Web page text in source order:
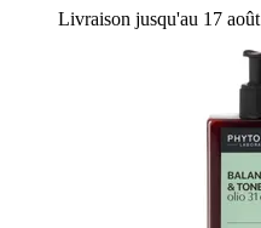
Livraison jusqu'au 17 août